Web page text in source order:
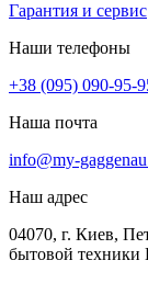
Гарантия и сервис
Наши телефоны
+38 (095) 090-95-
Наша почта
info@my-
Наш адрес
04070, г. Киев,
бытовой